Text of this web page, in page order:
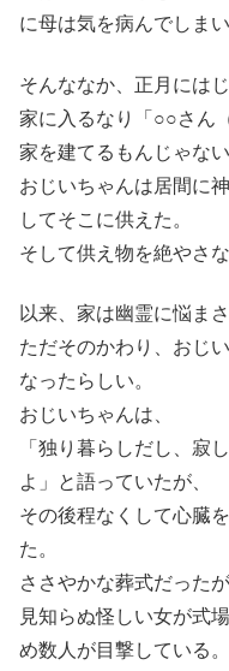
に母は気を病んでしま
そんななか、正月には
家に入るなり「○○さん
家を建てるもんじゃな
おじいちゃんは居間に
してそこに供えた。
そして供え物を絶やさ
以来、家は幽霊に悩ま
ただそのかわり、おじ
なったらしい。
おじいちゃんは、
「独り暮らしだし、寂
よ」と語っていたが、
その後程なくして心臓
た。
ささやかな葬式だった
見知らぬ怪しい女が式
め数人が目撃している。